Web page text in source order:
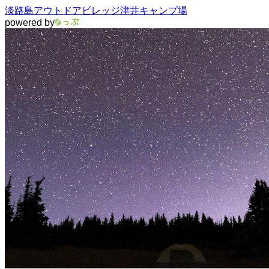
淡路島アウトドアビレッジ津井キャンプ場
powered by